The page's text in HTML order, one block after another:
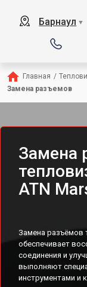
Барнаул ▼
Главная /
Замена разъемов
Замена
ATN
Замена разъёмов
обеспечивает
соединения и
выполняют
инструментами и